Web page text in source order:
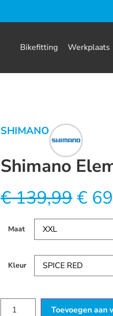
Bikefitting Werkplaats
SHIMANO
Shimano
€139,99€
Maat
Kleur
Toevoegen aan